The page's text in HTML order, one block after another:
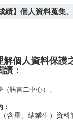
績】個人資料蒐集
解個人資料保護
：
（語言二中心） 。
含畢、結業生）資